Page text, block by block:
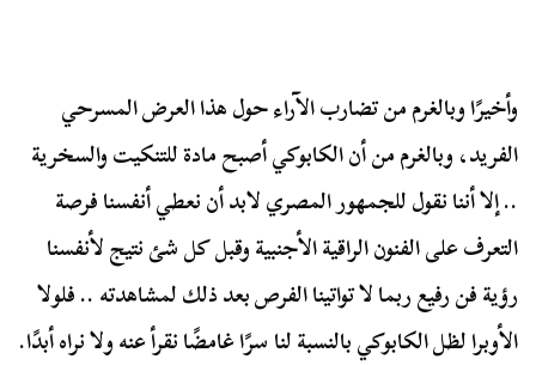
وأخيرًا وبالغرم من تضارب الآراء حول هذا العرض المسرحي
الفريد، وبالغرم من أن الكابوكي أصبح مادة للتنكيت والسخرية
.. إلا أننا نقول للجمهور المصري لابد أن نعطي أنفسنا فرصة
التعرف على الفنون الراقية الأجنبية وقبل كل شئ نتيج لأنفسنا
رؤية فن رفيع ربما لا تواتينا الفرص بعد ذلك لمشاهدته .. فلولا
الأوبرا لظل الكابوكي بالنسبة لنا سرًا غامضًا نقرأ عنه ولا نراه أبدًا.